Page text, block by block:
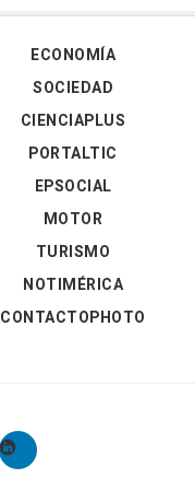
ECONOMÍA
SOCIEDAD
CIENCIAPLUS
PORTALTIC
EPSOCIAL
MOTOR
TURISMO
NOTIMÉRICA
CONTACTOPHOTO